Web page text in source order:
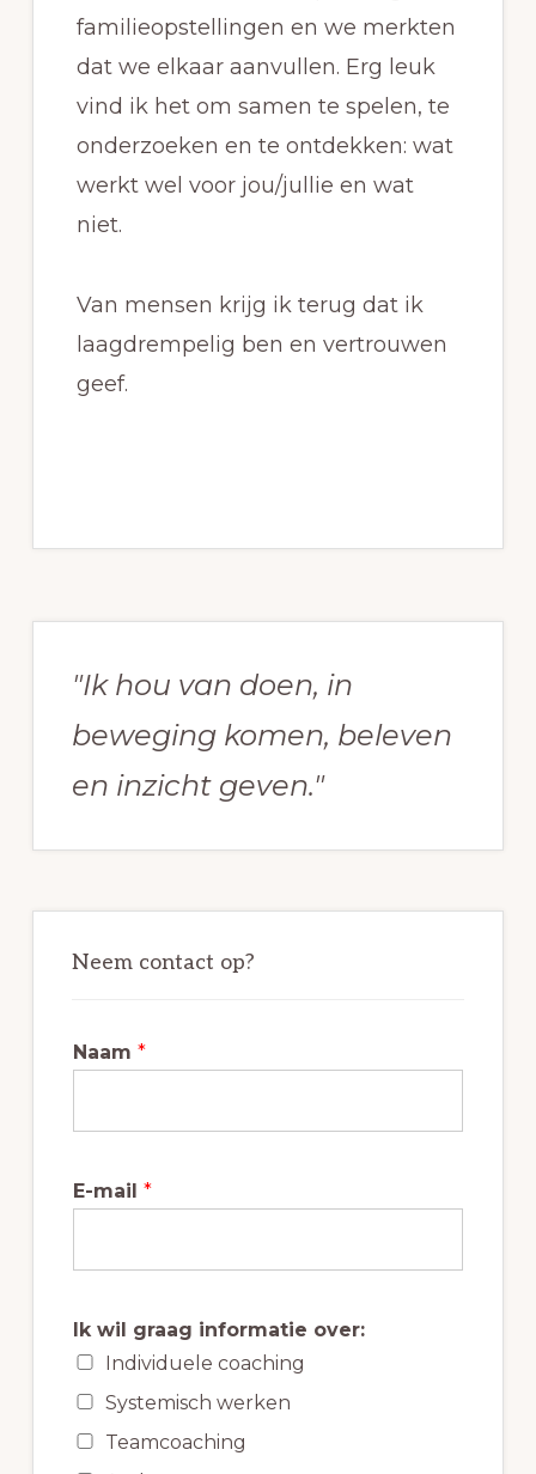
familieopstellingen en we merkten
dat we elkaar aanvullen. Erg leuk
vind ik het om samen te spelen, te
onderzoeken en te ontdekken: wat
werkt wel voor jou/jullie en wat
niet.
Van mensen krijg ik terug dat ik
laagdrempelig ben en vertrouwen
geef.
Sidebar
"Ik hou van doen, in
beweging komen, beleven
en inzicht geven."
Neem contact op?
Naam *
E-mail *
Ik wil graag informatie over:
Individuele coaching
Systemisch werken
Teamcoaching